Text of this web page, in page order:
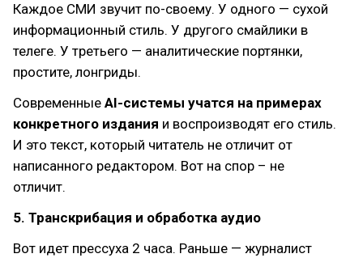
Каждое СМИ звучит по-своему. У одного — сухой
информационный стиль. У другого смайлики в
телеге. У третьего — аналитические портянки,
простите, лонгриды.
Современные AI-системы учатся на примерах
конкретного издания и воспроизводят его стиль.
И это текст, который читатель не отличит от
написанного редактором. Вот на спор – не
отличит.
5. Транскрибация и обработка аудио
Вот идет прессуха 2 часа. Раньше — журналист